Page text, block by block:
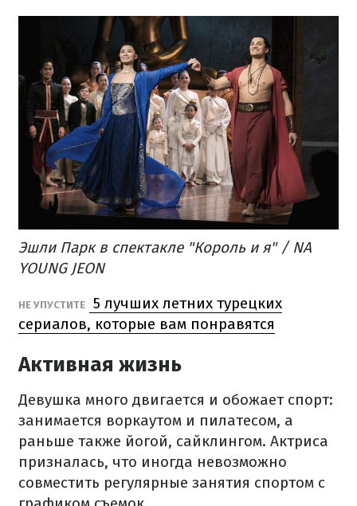
Эшли Парк в спектакле "Король и я" / NA
YOUNG JEON
НЕ УПУСТИТЕ
5 лучших летних турецких
сериалов, которые вам понравятся
Активная жизнь
Девушка много двигается и обожает спорт:
занимается воркаутом и пилатесом, а
раньше также йогой, сайклингом. Актриса
призналась, что иногда невозможно
совместить регулярные занятия спортом с